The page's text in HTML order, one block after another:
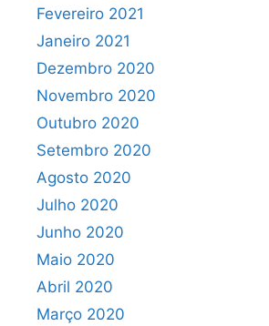
Fevereiro 2021
Janeiro 2021
Dezembro 2020
Novembro 2020
Outubro 2020
Setembro 2020
Agosto 2020
Julho 2020
Junho 2020
Maio 2020
Abril 2020
Março 2020